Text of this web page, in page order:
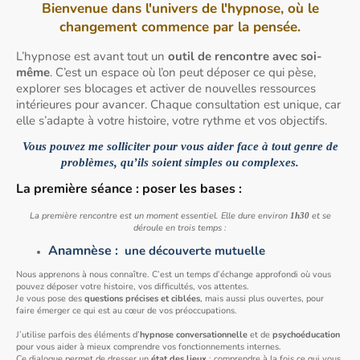
Bienvenue dans l'univers de l'hypnose, où le
changement commence par la pensée.
L’hypnose est avant tout un outil de rencontre avec soi-
même. C’est un espace où l’on peut déposer ce qui pèse,
explorer ses blocages et activer de nouvelles ressources
intérieures pour avancer. Chaque consultation est unique, car
elle s’adapte à votre histoire, votre rythme et vos objectifs.
Vous pouvez me solliciter pour vous aider face à tout genre de
problèmes, qu’ils soient simples ou complexes.
La première séance : poser les bases:
La première rencontre est un moment essentiel. Elle dure environ 1h30et se
déroule en trois temps :
Anamnèse : une découverte mutuelle
Nous apprenons à nous connaître. C’est un temps d’échange approfondi où vous
pouvez déposer votre histoire, vos difficultés, vos attentes.
Je vous pose des questions précises et ciblées, mais aussi plus ouvertes, pour
faire émerger ce qui est au cœur de vos préoccupations.
J’utilise parfois des éléments d’hypnose conversationnelle et de psychoéducation
pour vous aider à mieux comprendre vos fonctionnements internes.